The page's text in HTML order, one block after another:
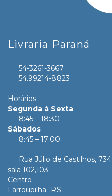
Livraria Paraná
54-3261-3667
54.99214-8823
Horários
Segunda á Sexta
8:45 – 18:30
Sábados
8:45 – 17:00
Rua Júlio de Castilhos, 734
sala 102,103
Centro
Farroupilha -RS